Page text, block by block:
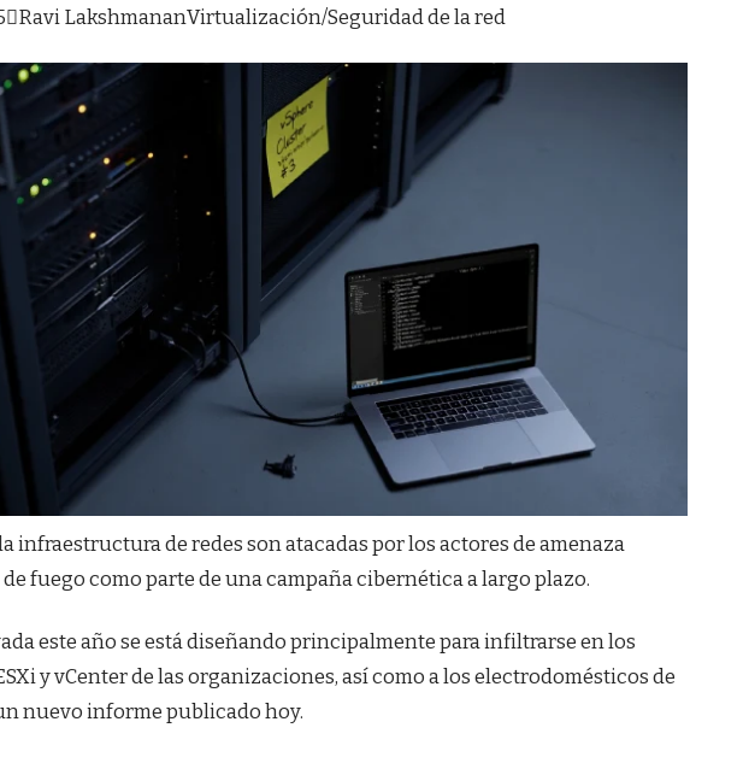
Ravi LakshmananVirtualización/Seguridad de la red
infraestructura de redes son atacadas por los actores de amenaza
fuego como parte de una campaña cibernética a largo plazo.
este año se está diseñando principalmente para infiltrarse en los
y vCenter de las organizaciones, así como a los electrodomésticos de
nuevo informe publicado hoy.